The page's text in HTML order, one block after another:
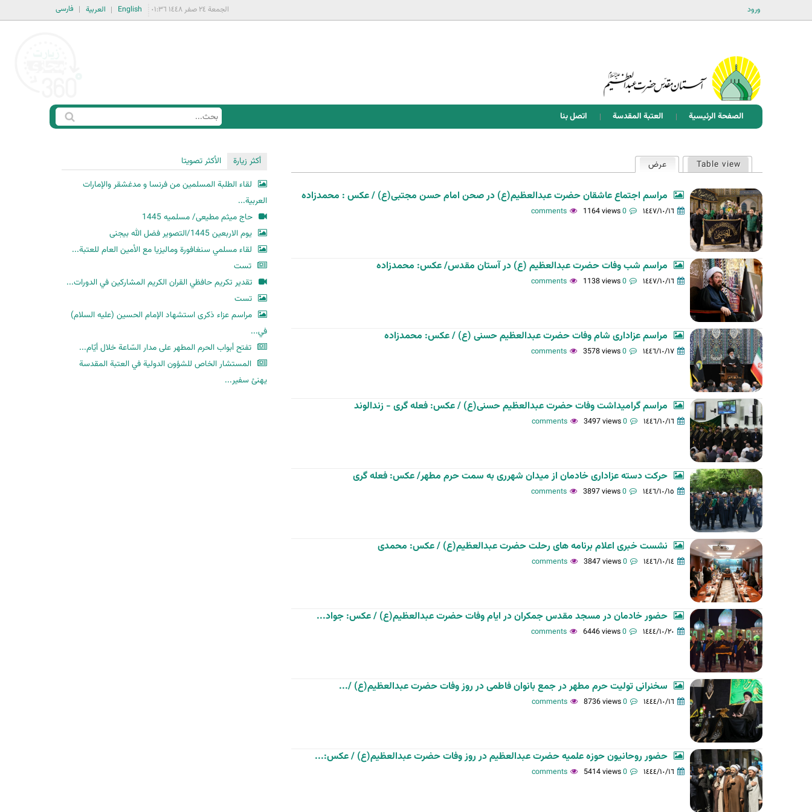
ورود فارسی العربية English الجمعة ٢٤ صفر ١٤٤٨ ٠١:٣٦
الصفحة الرئيسية العتبة المقدسة اتصل بنا
ا
ت
ة
ا
ل
ح
ب
ث
ت
ب
و
ي
ب
ا
ت
ا
ل
أ
س
ا
س
ي
ة
Table view عرض(علامة التبويب النشطة)
مراسم اجتماع عاشقان حضرت عبدالعظیم(ع) در صحن امام حسن مجتبی(ع) / عکس : محمدزاده
١٤٤٧/١٠/١٦ 0 comments
1164 views
مراسم شب وفات حضرت عبدالعظیم (ع) در آستان مقدس/ عکس: محمدزاده
١٤٤٧/١٠/١٦ 0 comments
1138 views
مراسم عزاداری شام وفات حضرت عبدالعظیم حسنی (ع) / عکس: محمدزاده
١٤٤٦/١٠/١٧ 0 comments
3578 views
مراسم گرامیداشت وفات حضرت عبدالعظیم حسنی(ع) / عکس: فعله گری - زندالوند
١٤٤٦/١٠/١٦ 0 comments
3497 views
حرکت دسته عزاداری خادمان از میدان شهرری به سمت حرم مطهر/ عکس: فعله گری
١٤٤٦/١٠/١٥ 0 comments
3897 views
نشست خبری اعلام برنامه های رحلت حضرت عبدالعظیم(ع) / عکس: محمدی
١٤٤٦/١٠/١٤ 0 comments
3847 views
حضور خادمان در مسجد مقدس جمکران در ایام وفات حضرت عبدالعظیم(ع) / عکس: جواد...
١٤٤٤/١٠/٢٠ 0 comments
6446 views
سخنرانی تولیت حرم مطهر در جمع بانوان فاطمی در روز وفات حضرت عبدالعظیم(ع) /...
١٤٤٤/١٠/١٦ 0 comments
8736 views
حضور روحانیون حوزه علمیه حضرت عبدالعظیم در روز وفات حضرت عبدالعظیم(ع) / عکس:...
١٤٤٤/١٠/١٦ 0 comments
5414 views
أكثر زيارة
الأكثر تصويتا
لقاء الطلبة المسلمين من فرنسا و مدغشقر والإمارات
العربية...
حاج میثم مطیعی/ مسلمیه 1445
یوم الاربعین 1445/التصویر فضل الله بیجنی
لقاء مسلمي سنغافورة وماليزيا مع الأمين العام للعتبة...
تست
تقدير تكريم حافظي القران الكريم المشاركين في الدورات...
تست
مراسم عزاء ذكرى استشهاد الإمام الحسين (عليه السلام)
في...
تفتح أبواب الحرم المطهر على مدار السّاعة خلال أيّام...
المستشار الخاص للشؤون الدولية في العتبة المقدسة
يهنئ سفير...